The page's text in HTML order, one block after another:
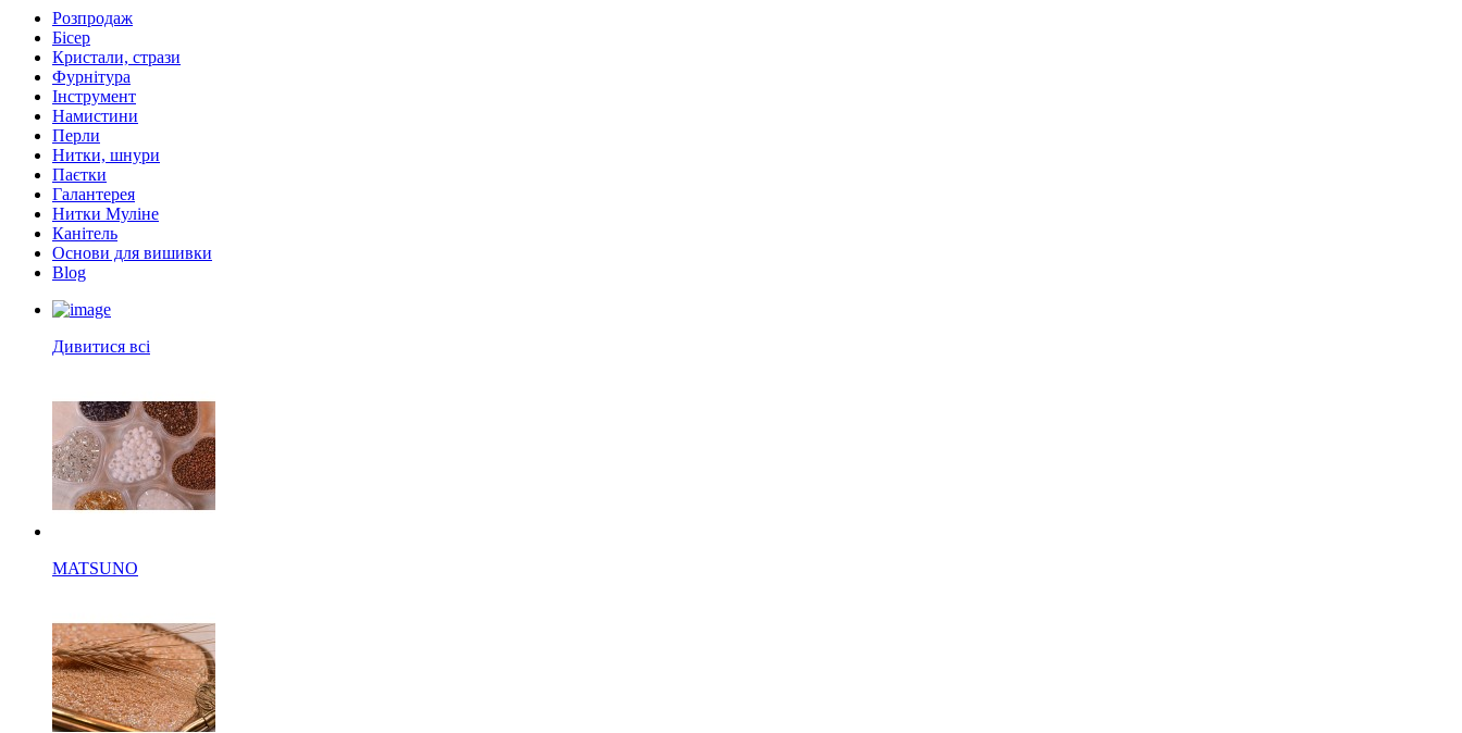
Розпродаж
Бісер
Кристали, стрази
Фурнітура
Інструмент
Намистини
Перли
Нитки, шнури
Паєтки
Галантерея
Нитки Муліне
Канітель
Основи для вишивки
Blog
Дивитися всі
MATSUNO